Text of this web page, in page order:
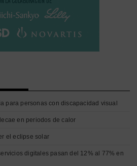
para personas con discapacidad visual
en periodos de calor
el eclipse solar
digitales pasan del 12% al 77% en